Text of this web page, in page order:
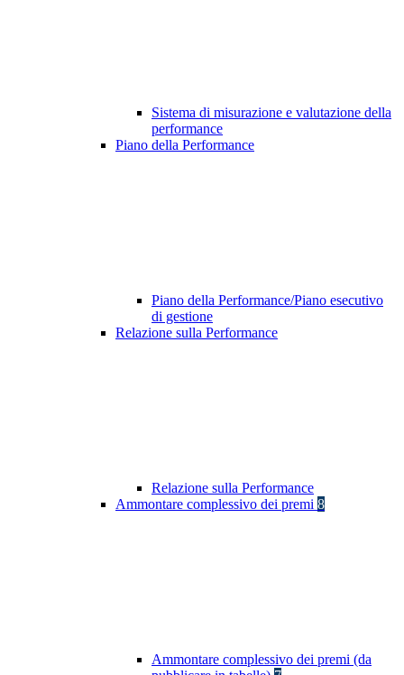
Sistema di misurazione e valutazione della
performance
Piano della Performance
Piano della Performance/Piano esecutivo
di gestione
Relazione sulla Performance
Relazione sulla Performance
Ammontare complessivo dei premi 8
Ammontare complessivo dei premi (da